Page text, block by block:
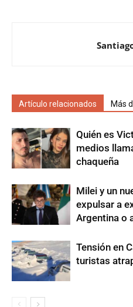
Artículo relacionados Más
Quién es
medios
chaqueña
Milei y un
expulsar a
Argentina o
Tensión en
turistas